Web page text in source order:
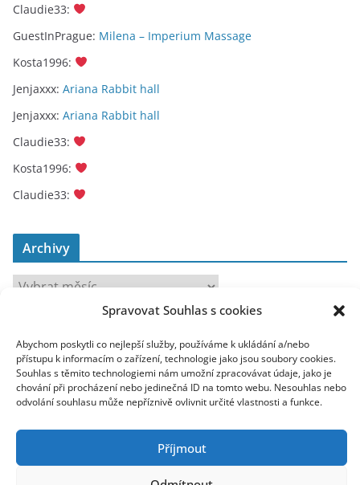
Spravovat Souhlas s cookies
Abychom poskytli co nejlepší služby, používáme k ukládání a/nebo
přístupu k informacím o zařízení, technologie jako jsou soubory cookies.
Souhlas s těmito technologiemi nám umožní zpracovávat údaje, jako je
chování při procházení nebo jedinečná ID na tomto webu. Nesouhlas nebo
odvolání souhlasu může nepříznivě ovlivnit určité vlastnosti a funkce.
Příjmout
Claudie33:
GuestInPrague: Milena – Imperium Massage
Kosta1996:
Jenjaxxx: Ariana Rabbit hall
Jenjaxxx: Ariana Rabbit hall
Claudie33:
Kosta1996:
Claudie33:
Archivy
A
h
v
y
toplist